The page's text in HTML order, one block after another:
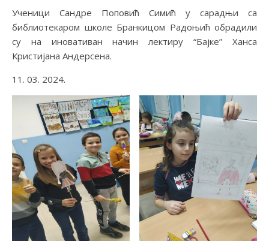
Ученици Сандре Поповић Симић у сарадњи са
библиотекаром школе Бранкицом Радоњић обрадили
су на иновативан начин лектиру “Бајке” Ханса
Кристијана Андерсена.
11. 03. 2024.